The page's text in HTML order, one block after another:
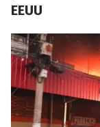
EEUU